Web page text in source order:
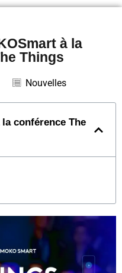
à la
Things
Nouvelles
conférence The